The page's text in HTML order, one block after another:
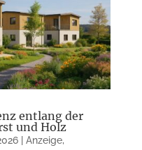
entlang der
und Holz
| Anzeige,